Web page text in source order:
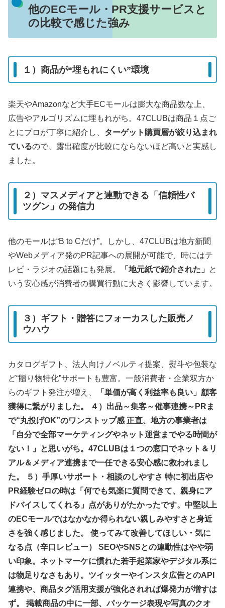
他のECモール・PR支援サービスと
の比較で感じた強み
１）商品が“埋もれにくい”環境
楽天やAmazonなど大手ECモールは膨大な商品数な上、
広告やアルゴリズムに埋もれがち。47CLUBは商品１点ご
とにプロが丁寧に紹介し、 ターゲット購買層が絞り込まれ
ているので、露出確度が比較にならないほど高いと実感し
ました。
２）マスメディアと連動できる「信頼性バ
ツグン」の発信力
他のモールは“B to Cだけ”。しかし、47CLUBは地方新聞
やWebメディア発のPR記事への展開が可能で、時にはテ
レビ・ラジオの話題にも発展。
「地元紙で紹介された」
と
いう安心感が消費者の購買行動に大きく影響しています。
３）ギフト・贈答にフォーカスした販売ノ
ウハウ
カタログギフト、法人向けノベルティ提案、熨斗や包装な
ど“贈り物特化”サポートも豊富。一般消費者・企業双方か
らのギフト発注が増え、
「単価が高く利益率も良い」顧客
獲得に繋がりました。
４）出品～集客～催事連携～PRま
で“丸投げOK”のワンストップ感 正直、地方の事業者は
「自分で全部マーケティングやネット運営までやる時間が
ない！」と思いがち。47CLUBは１つの窓口でネット＆リ
アル＆メディア連携まで一任できる安心感に救われまし
た。 ５）手厚いサポート・相談のしやすさ 特に初出店や
PR経験ゼロの時は「何でも気楽に質問できて、親身にア
ドバイスしてくれる」点がありがたかったです。中堅以上
のECモールではなかなか得られない親しみやすさと身近
さを強く感じました。 使ってみて改善してほしい・気に
なる点（辛口レビュー） SEOやSNSとの連動性はやや弱
い印象。ネットマーケに慣れた若手起業家やデジタル系に
は物足りなさもあり。ツイッターやインスタ広告とのAPI
連携や、商品タグ活用支援が強化されれば爆発力が増すは
ず。 掲載商品の中に一部、パッケージ表現や写真のクオ